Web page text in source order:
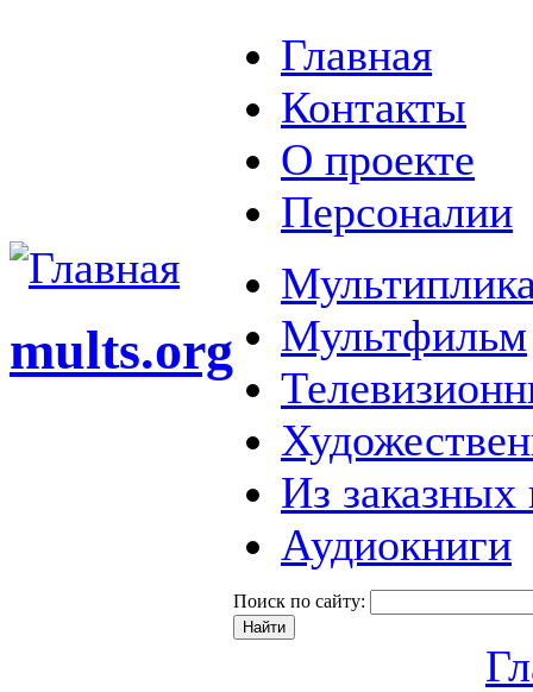
mults.org
Главная
Контакты
О проекте
Персоналии
Мультфильм
Из заказных
Аудиокниги
Поиск по сайту: